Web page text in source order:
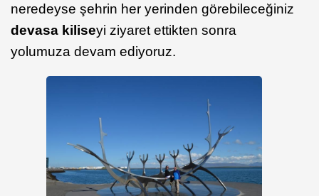
neredeyse şehrin her yerinden görebileceğiniz
devasa kiliseyi ziyaret ettikten sonra
yolumuza devam ediyoruz.